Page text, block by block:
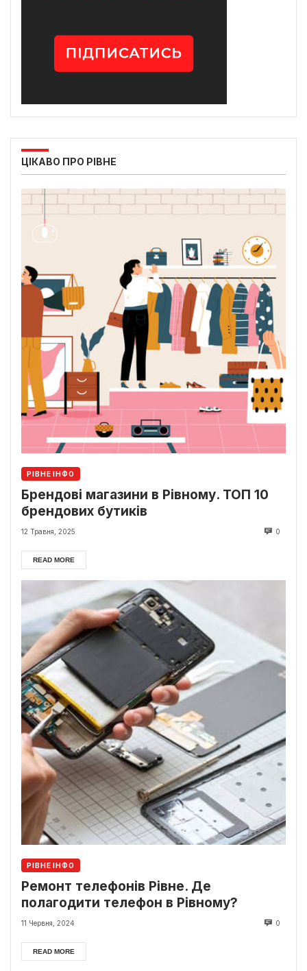
ЦІКАВО ПРО РІВНЕ
РІВНЕ ІНФО
Брендові магазини в Рівному. ТОП 10
брендових бутиків
12 Травня, 2025 0
READ MORE
РІВНЕ ІНФО
Ремонт телефонів Рівне. Де
полагодити телефон в Рівному?
11 Червня, 2024 0
READ MORE